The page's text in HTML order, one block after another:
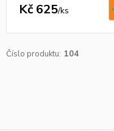
Kč 625/ks
Číslo produktu: 104